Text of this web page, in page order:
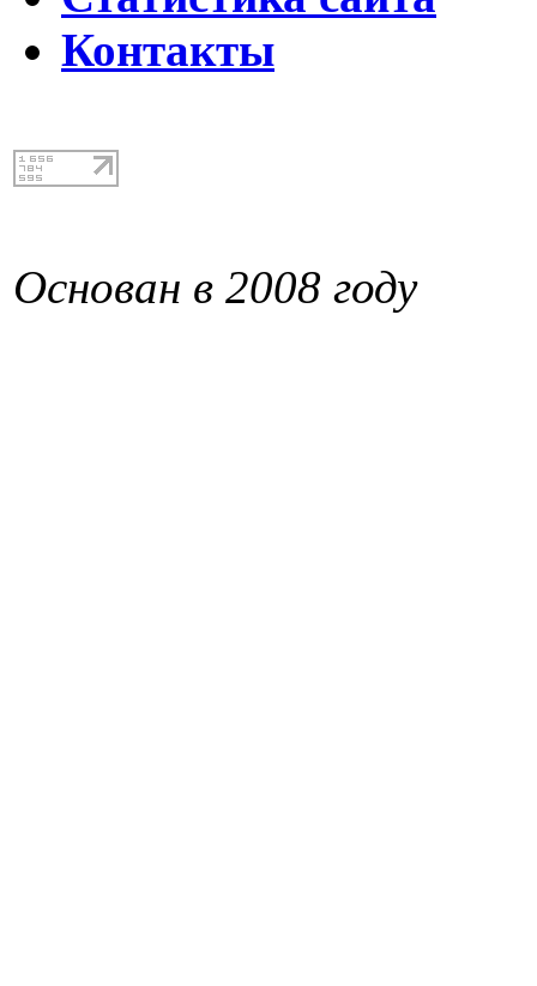
Контакты
Основан в 2008 году